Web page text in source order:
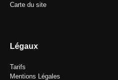
Carte du site
Légaux
Tarifs
Mentions Légales